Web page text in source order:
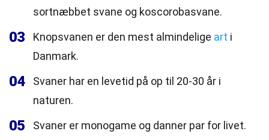
sortnæbbet svane og koscorobasvane.
03 Knopsvanen er den mest almindelige art i
Danmark.
04
Svaner har en levetid på op til 20-30 år i
naturen.
05 Svaner er monogame og danner par for livet.